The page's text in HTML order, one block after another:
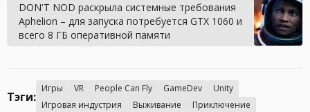
DON'T NOD раскрыла системные требования
Aphelion – для запуска потребуется GTX 1060 и
всего 8 ГБ оперативной памяти
Тэги:
Игры VR People Can Fly GameDev
Unity
Игровая индустрия
Выживание Приключение